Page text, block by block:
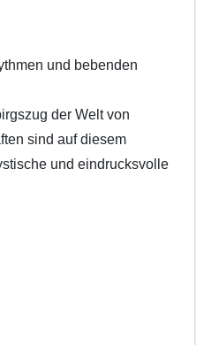
und bebenden
der Welt von
sind auf diesem
und eindrucksvolle